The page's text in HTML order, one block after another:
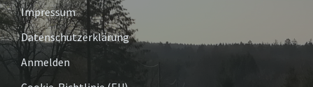
Impressum
Datenschutzerklärung
Anmelden